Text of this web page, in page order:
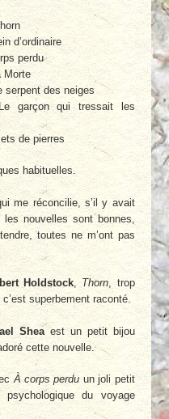
d’ordinaire
perdu
Morte
serpent des neiges
garçon qui tressait les
de pierres
habituelles.
me réconcilie, s’il y avait
nouvelles sont bonnes,
toutes ne m’ont pas
Holdstock, Thorn, trop
superbement raconté.
Sheaest un petit bijou
cette nouvelle.
À corps perduun joli petit
du voyage